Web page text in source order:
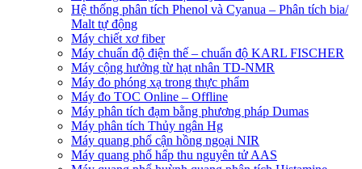
Hệ thống phân tích Phenol và Cyanua – Phân tích bia/
Malt tự động
Máy chiết xơ fiber
Máy chuẩn độ điện thế – chuẩn độ KARL FISCHER
Máy cộng hưởng từ hạt nhân TD-NMR
Máy đo phóng xạ trong thực phẩm
Máy đo TOC Online – Offline
Máy phân tích đạm bằng phương pháp Dumas
Máy phân tích Thủy ngân Hg
Máy quang phổ cận hồng ngoại NIR
Máy quang phổ hấp thu nguyên tử AAS